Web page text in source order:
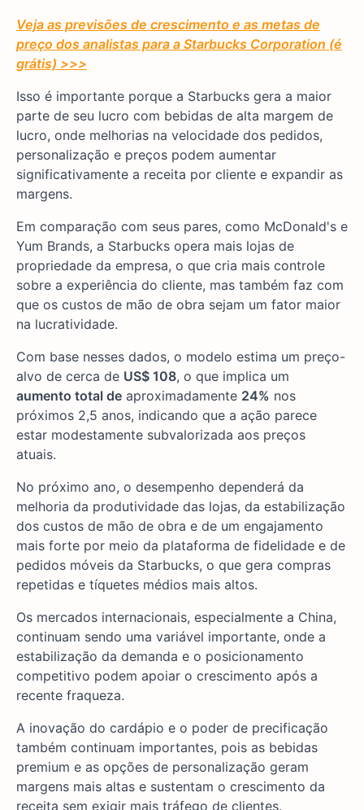
Veja as previsões de crescimento e as metas de
preço dos analistas para a Starbucks Corporation (é
grátis) >>>
Isso é importante porque a Starbucks gera a maior
parte de seu lucro com bebidas de alta margem de
lucro, onde melhorias na velocidade dos pedidos,
personalização e preços podem aumentar
significativamente a receita por cliente e expandir as
margens.
Em comparação com seus pares, como McDonald's e
Yum Brands, a Starbucks opera mais lojas de
propriedade da empresa, o que cria mais controle
sobre a experiência do cliente, mas também faz com
que os custos de mão de obra sejam um fator maior
na lucratividade.
Com base nesses dados, o modelo estima um preço-
alvo de cerca de US$ 108, o que implica um
aumento total de aproximadamente 24% nos
próximos 2,5 anos, indicando que a ação parece
estar modestamente subvalorizada aos preços
atuais.
No próximo ano, o desempenho dependerá da
melhoria da produtividade das lojas, da estabilização
dos custos de mão de obra e de um engajamento
mais forte por meio da plataforma de fidelidade e de
pedidos móveis da Starbucks, o que gera compras
repetidas e tíquetes médios mais altos.
Os mercados internacionais, especialmente a China,
continuam sendo uma variável importante, onde a
estabilização da demanda e o posicionamento
competitivo podem apoiar o crescimento após a
recente fraqueza.
A inovação do cardápio e o poder de precificação
também continuam importantes, pois as bebidas
premium e as opções de personalização geram
margens mais altas e sustentam o crescimento da
receita sem exigir mais tráfego de clientes.